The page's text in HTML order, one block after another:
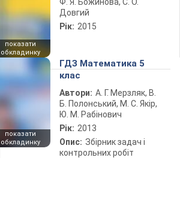
показати
обкладинку
Довгий
Рік: 2015
показати
обкладинку
ГДЗ Математика 5
клас
Автори: А. Г. Мерзляк, В.
Б. Полонський, М. С. Якір,
Ю. М. Рабінович
Рік: 2013
Опис: Збірник задач і
контрольних робіт